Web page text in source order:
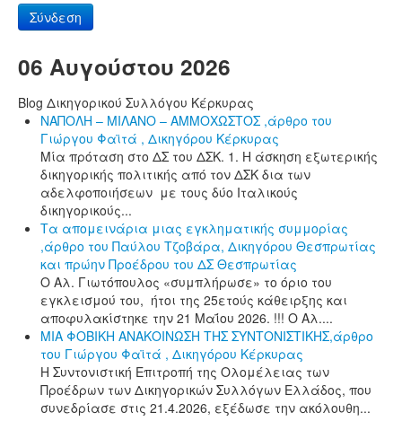
Σύνδεση
06 Αυγούστου 2026
Blog Δικηγορικού Συλλόγου Κέρκυρας
ΝΑΠΟΛΗ – ΜΙΛΑΝΟ – ΑΜΜΟΧΩΣΤΟΣ ,άρθρο του
Γιώργου Φαϊτά , Δικηγόρου Κέρκυρας
Μία πρόταση στο ΔΣ του ΔΣΚ. 1. Η άσκηση εξωτερικής
δικηγορικής πολιτικής από τον ΔΣΚ δια των
αδελφοποιήσεων με τους δύο Ιταλικούς
δικηγορικούς...
Τα απομεινάρια μιας εγκληματικής συμμορίας
,άρθρο του Παύλου Τζοβάρα, Δικηγόρου Θεσπρωτίας
και πρώην Προέδρου του ΔΣ Θεσπρωτίας
Ο Αλ. Γιωτόπουλος «συμπλήρωσε» το όριο του
εγκλεισμού του, ήτοι της 25ετούς κάθειρξης και
αποφυλακίστηκε την 21 Μαΐου 2026. !!! Ο Αλ....
ΜΙΑ ΦΟΒΙΚΗ ΑΝΑΚΟΙΝΩΣΗ ΤΗΣ ΣΥΝΤΟΝΙΣΤΙΚΗΣ,άρθρο
του Γιώργου Φαϊτά , Δικηγόρου Κέρκυρας
Η Συντονιστική Επιτροπή της Ολομέλειας των
Προέδρων των Δικηγορικών Συλλόγων Ελλάδος, που
συνεδρίασε στις 21.4.2026, εξέδωσε την ακόλουθη...